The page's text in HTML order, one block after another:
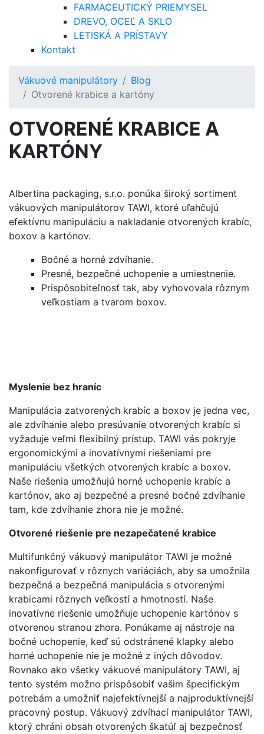
FARMACEUTICKÝ PRIEMYSEL
DREVO, OCEĽ A SKLO
LETISKÁ A PRÍSTAVY
Kontakt
Vákuové manipulátory
Blog
Otvorené krabice a kartóny
OTVORENÉ KRABICE A
KARTÓNY
Albertina packaging, s.r.o. ponúka široký sortiment
vákuových manipulátorov TAWI, ktoré uľahčujú
efektívnu manipuláciu a nakladanie otvorených krabíc,
boxov a kartónov.
Bočné a horné zdvíhanie.
Presné, bezpečné uchopenie a umiestnenie.
Prispôsobiteľnosť tak, aby vyhovovala rôznym
veľkostiam a tvarom boxov.
Myslenie bez hraníc
Manipulácia zatvorených krabíc a boxov je jedna vec,
ale zdvíhanie alebo presúvanie otvorených krabíc si
vyžaduje veľmi flexibilný prístup. TAWI vás pokryje
ergonomickými a inovatívnymi riešeniami pre
manipuláciu všetkých otvorených krabíc a boxov.
Naše riešenia umožňujú horné uchopenie krabíc a
kartónov, ako aj bezpečné a presné bočné zdvíhanie
tam, kde zdvíhanie zhora nie je možné.
Otvorené riešenie pre nezapečatené krabice
Multifunkčný vákuový manipulátor TAWI je možné
nakonfigurovať v rôznych variáciách, aby sa umožnila
bezpečná a bezpečná manipulácia s otvorenými
krabicami rôznych veľkostí a hmotností. Naše
inovatívne riešenie umožňuje uchopenie kartónov s
otvorenou stranou zhora. Ponúkame aj nástroje na
bočné uchopenie, keď sú odstránené klapky alebo
horné uchopenie nie je možné z iných dôvodov.
Rovnako ako všetky vákuové manipulátory TAWI, aj
tento systém možno prispôsobiť vašim špecifickým
potrebám a umožniť najefektívnejší a najproduktívnejší
pracovný postup. Vákuový zdvíhací manipulátor TAWI,
ktorý chráni obsah otvorených škatúľ aj bezpečnosť